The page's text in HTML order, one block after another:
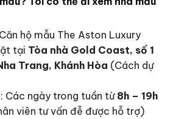
hộ mẫu The Aston Luxury
tại Tòa nhà Gold Coast, số 1
Trang, Khánh Hòa (Cách dự
: Các ngày trong tuần từ8h – 19h
viên tư vấn đễ được hỗ trợ)